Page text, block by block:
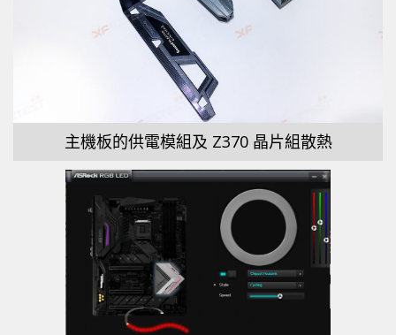
主機板的供電模組及 Z370 晶片組散熱